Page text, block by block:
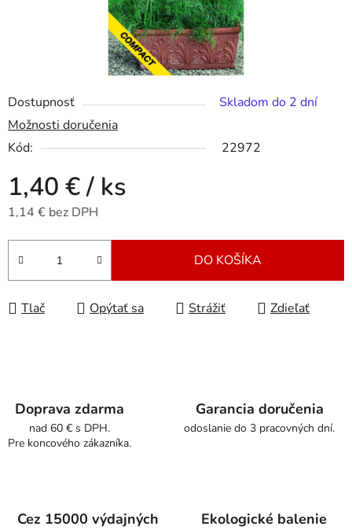
Dostupnosť
Skladom do 2 dní
Možnosti doručenia
Kód:
22972
1,40 €/ ks
1,14 € bez DPH
Jednotková cena:
DO KOŠÍKA
Tlač Opýtať sa Strážiť Zdieľať
Doprava zdarma
nad 60 € s DPH.
Pre koncového zákazníka.
Garancia doručenia
odoslanie do 3 pracovných dní.
Cez 15000 výdajných
Ekologické balenie